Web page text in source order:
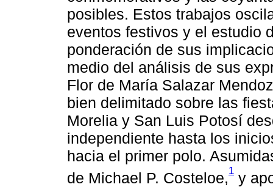
posibles. Estos trabajos
eventos festivos y el estudio
ponderación de sus
medio del análisis de sus
Flor de María Salazar
bien delimitado sobre las
Morelia y San Luis Potosí
independiente hasta los
hacia el primer polo.
de Michael P. Costeloe,1 y